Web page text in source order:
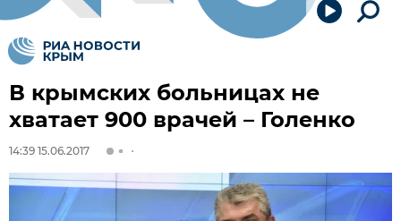
В крымских больницах не
хватает 900 врачей – Голенко
14:39 15.06.2017